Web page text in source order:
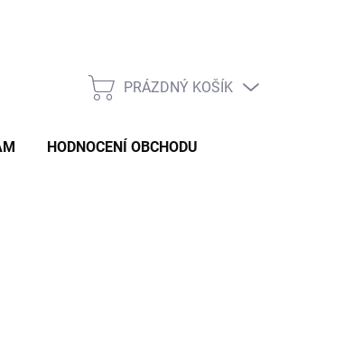
NÁKUPNÍ
PRÁZDNÝ KOŠÍK
HODNOCENÍ OBCHODU